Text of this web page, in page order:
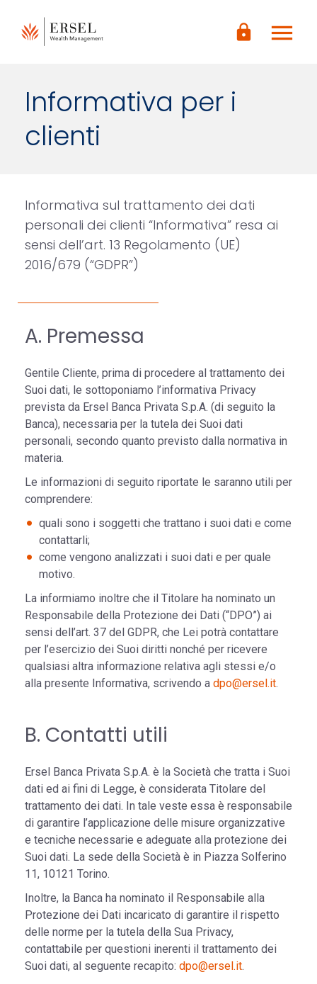
CONTENUTO
PRINCIPALE
PAGINA
lock menu
Informativa per i
clienti
Informativa sul trattamento dei dati
personali dei clienti “Informativa” resa ai
sensi dell’art. 13 Regolamento (UE)
2016/679 (“GDPR”)
A. Premessa
Gentile Cliente, prima di procedere al trattamento dei
Suoi dati, le sottoponiamo l’informativa Privacy
prevista da Ersel Banca Privata S.p.A. (di seguito la
Banca), necessaria per la tutela dei Suoi dati
personali, secondo quanto previsto dalla normativa in
materia.
Le informazioni di seguito riportate le saranno utili per
comprendere:
quali sono i soggetti che trattano i suoi dati e come
contattarli;
come vengono analizzati i suoi dati e per quale
motivo.
La informiamo inoltre che il Titolare ha nominato un
Responsabile della Protezione dei Dati (“DPO”) ai
sensi dell’art. 37 del GDPR, che Lei potrà contattare
per l’esercizio dei Suoi diritti nonché per ricevere
qualsiasi altra informazione relativa agli stessi e/o
alla presente Informativa, scrivendo a dpo@ersel.it.
B. Contatti utili
Ersel Banca Privata S.p.A. è la Società che tratta i Suoi
dati ed ai fini di Legge, è considerata Titolare del
trattamento dei dati. In tale veste essa è responsabile
di garantire l’applicazione delle misure organizzative
e tecniche necessarie e adeguate alla protezione dei
Suoi dati. La sede della Società è in Piazza Solferino
11, 10121 Torino.
Inoltre, la Banca ha nominato il Responsabile alla
Protezione dei Dati incaricato di garantire il rispetto
delle norme per la tutela della Sua Privacy,
contattabile per questioni inerenti il trattamento dei
Suoi dati, al seguente recapito: dpo@ersel.it.